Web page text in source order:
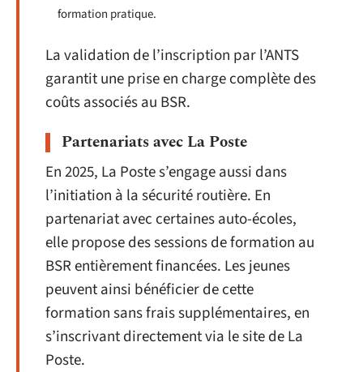
formation pratique.
La validation de l’inscription par l’ANTS
garantit une prise en charge complète des
coûts associés au BSR.
Partenariats avec La Poste
En 2025, La Poste s’engage aussi dans
l’initiation à la sécurité routière. En
partenariat avec certaines auto-écoles,
elle propose des sessions de formation au
BSR entièrement financées. Les jeunes
peuvent ainsi bénéficier de cette
formation sans frais supplémentaires, en
s’inscrivant directement via le site de La
Poste.